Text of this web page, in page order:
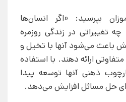
بپرسید: «اگر انسان‌ها
چه تغییراتی در زندگی روزمره
باعث می‌شود آنها با تخیل و
ارائه دهند. با استفاده
ذهنی آنها توسعه پیدا
حل مسائل افزایش می‌دهد.